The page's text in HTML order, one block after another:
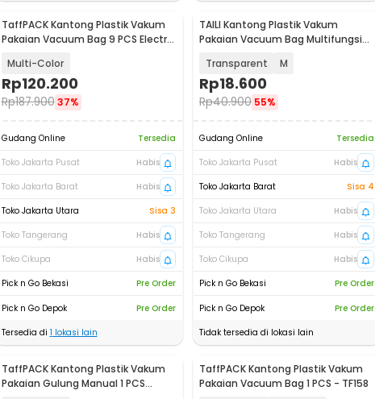
TaffPACK Kantong Plastik Vakum
Pakaian Vacuum Bag 9 PCS Electric
Multi-Color
Rp120.200
Rp187.900 37%
Gudang Online
Tersedia
Toko Jakarta Pusat
Habis
Toko Jakarta Barat
Habis
Toko Jakarta Utara
Sisa 3
Toko Tangerang
Habis
Toko Cikupa
Habis
Pick n Go Bekasi
Pre Order
Pick n Go Depok
Pre Order
Tersedia di 1 lokasi lain
TAILI Kantong Plastik Vakum
Pakaian Vacuum Bag Multifungsi
Transparent M
Rp18.600
Rp40.900 55%
Gudang Online
Tersedia
Toko Jakarta Pusat
Habis
Toko Jakarta Barat
Sisa 4
Toko Jakarta Utara
Habis
Toko Tangerang
Habis
Toko Cikupa
Habis
Pick n Go Bekasi
Pre Order
Pick n Go Depok
Pre Order
Tidak tersedia di lokasi lain
TaffPACK Kantong Plastik Vakum
Pakaian Gulung Manual 1 PCS
TaffPACK Kantong Plastik Vakum
Pakaian Vacuum Bag 1 PCS - TF158